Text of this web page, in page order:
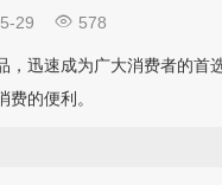
29  578
迅速成为广大消费者的首
的便利。